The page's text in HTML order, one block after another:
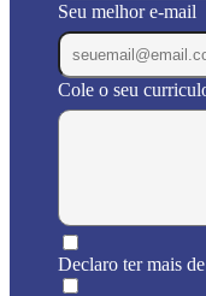
Seu melhor e-mail
Cole o seu
Declaro ter mais